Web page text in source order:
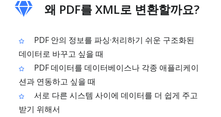
왜 PDF를 XML로 변환할까요?
PDF 안의 정보를 파싱·처리하기 쉬운 구조화된
데이터로 바꾸고 싶을 때
PDF 데이터를 데이터베이스나 각종 애플리케이
션과 연동하고 싶을 때
서로 다른 시스템 사이에 데이터를 더 쉽게 주고
받기 위해서